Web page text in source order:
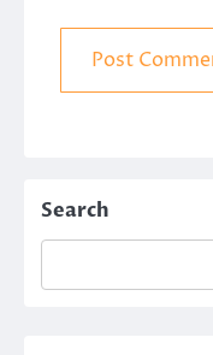
Search